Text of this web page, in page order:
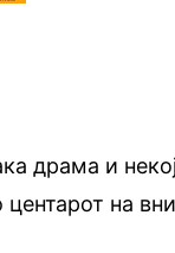
драма и
на